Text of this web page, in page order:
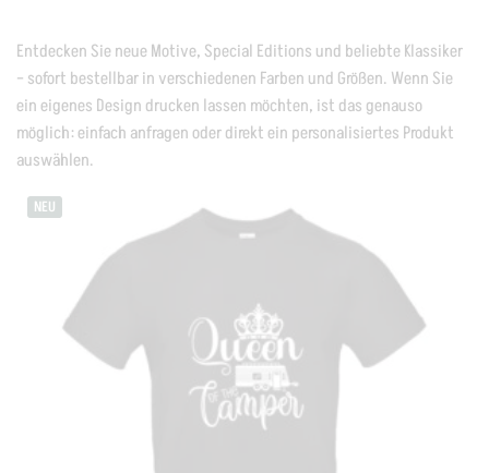
Entdecken Sie neue Motive, Special Editions und beliebte Klassiker
– sofort bestellbar in verschiedenen Farben und Größen. Wenn Sie
ein eigenes Design drucken lassen möchten, ist das genauso
möglich: einfach anfragen oder direkt ein personalisiertes Produkt
auswählen.
NEU